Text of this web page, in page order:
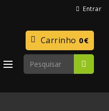
Entrar
Carrinho 0€